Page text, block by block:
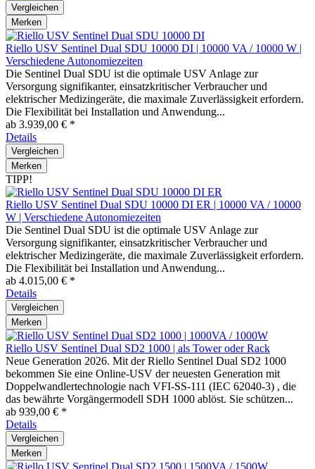
Vergleichen
Merken
Riello USV Sentinel Dual SDU 10000 DI | 10000 VA / 10000 W |
Verschiedene Autonomiezeiten
Die Sentinel Dual SDU ist die optimale USV Anlage zur
Versorgung signifikanter, einsatzkritischer Verbraucher und
elektrischer Medizingeräte, die maximale Zuverlässigkeit erfordern.
Die Flexibilität bei Installation und Anwendung...
ab 3.939,00 € *
Details
Vergleichen
Merken
TIPP!
Riello USV Sentinel Dual SDU 10000 DI ER | 10000 VA / 10000
W | Verschiedene Autonomiezeiten
Die Sentinel Dual SDU ist die optimale USV Anlage zur
Versorgung signifikanter, einsatzkritischer Verbraucher und
elektrischer Medizingeräte, die maximale Zuverlässigkeit erfordern.
Die Flexibilität bei Installation und Anwendung...
ab 4.015,00 € *
Details
Vergleichen
Merken
Riello USV Sentinel Dual SD2 1000 | als Tower oder Rack
Neue Generation 2026. Mit der Riello Sentinel Dual SD2 1000
bekommen Sie eine Online-USV der neuesten Generation mit
Doppelwandlertechnologie nach VFI-SS-111 (IEC 62040-3) , die
das bewährte Vorgängermodell SDH 1000 ablöst. Sie schützen...
ab 939,00 € *
Details
Vergleichen
Merken